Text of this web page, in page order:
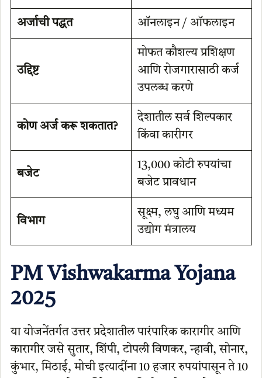
अर्जाची पद्धत ऑनलाइन / ऑफलाइन
उद्दिष्ट
मोफत कौशल्य प्रशिक्षण
आणि रोजगारासाठी कर्ज
उपलब्ध करणे
कोण अर्ज करू शकतात?
देशातील सर्व शिल्पकार
किंवा कारीगर
बजेट
13,000 कोटी रुपयांचा
बजेट प्रावधान
विभाग
सूक्ष्म, लघु आणि मध्यम
उद्योग मंत्रालय
PM Vishwakarma Yojana
2025
या योजनेंतर्गत उत्तर प्रदेशातील पारंपारिक कारागीर आणि
कारागीर जसे सुतार, शिंपी, टोपली विणकर, न्हावी, सोनार,
कुंभार, मिठाई, मोची इत्यादींना 10 हजार रुपयांपासून ते 10